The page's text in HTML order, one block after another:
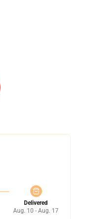
Delivered
Aug. 10 - Aug. 17